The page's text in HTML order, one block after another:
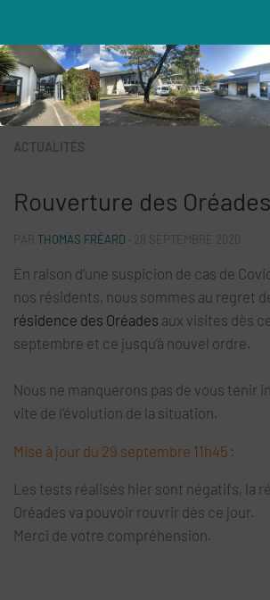
Résidences MAREVA
ACTUALITÉS
Rouverture des Oréades
THOMAS FRÉARD 28 SEPTEMBRE 2020
En raison d’une suspicion de cas de
nos résidents, nous sommes au regret
résidence des Oréades aux visites dès
septembre et ce jusqu’à nouvel ordre.
Nous ne manquerons pas de vous tenir
vite de l’évolution de la situation.
Mise à jour du 29 septembre 11h45 :
Les tests réalisés hier sont négatifs, la
Oréades va pouvoir rouvrir dès ce jour.
Merci de votre compréhension.